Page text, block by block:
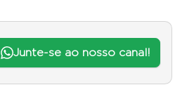
Junte-se ao nosso canal!